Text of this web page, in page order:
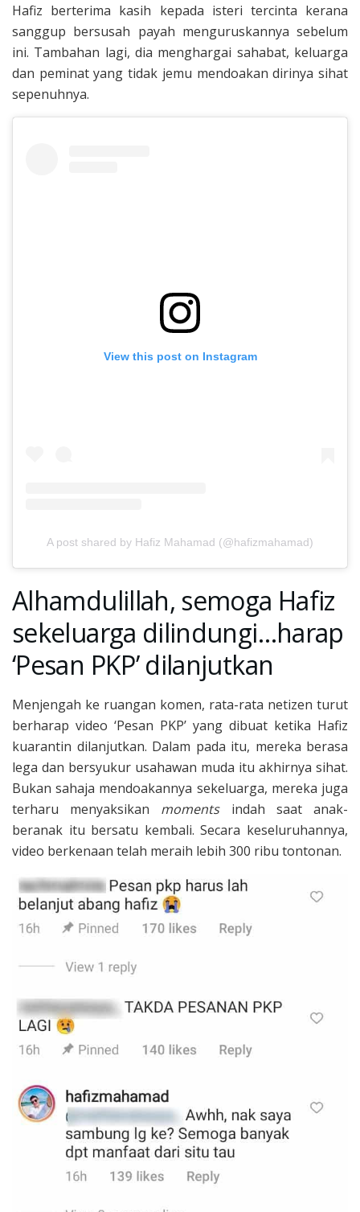
Hafiz berterima kasih kepada isteri tercinta kerana
sanggup bersusah payah menguruskannya sebelum
ini. Tambahan lagi, dia menghargai sahabat, keluarga
dan peminat yang tidak jemu mendoakan dirinya sihat
sepenuhnya.
View this post on Instagram
A post shared by Hafiz Mahamad (@hafizmahamad)
Alhamdulillah, semoga Hafiz
sekeluarga dilindungi…harap
‘Pesan PKP’ dilanjutkan
Menjengah ke ruangan komen, rata-rata netizen turut
berharap video ‘Pesan PKP’ yang dibuat ketika Hafiz
kuarantin dilanjutkan. Dalam pada itu, mereka berasa
lega dan bersyukur usahawan muda itu akhirnya sihat.
Bukan sahaja mendoakannya sekeluarga, mereka juga
terharu menyaksikan momentsindah saat anak-
beranak itu bersatu kembali. Secara keseluruhannya,
video berkenaan telah meraih lebih 300 ribu tontonan.